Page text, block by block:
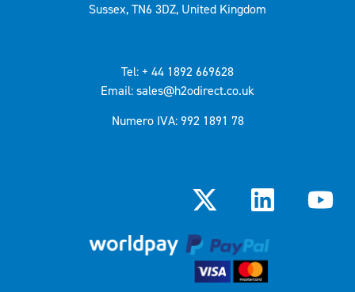
Sussex, TN6 3DZ, United Kingdom
Tel: + 44 1892 669628
Email: sales@h2odirect.co.uk
Numero IVA: 992 1891 78